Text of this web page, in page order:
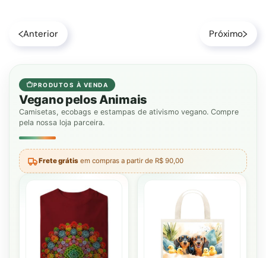
Anterior Próximo
PRODUTOS À VENDA
Vegano pelos Animais
Camisetas, ecobags e estampas de ativismo vegano. Compre
pela nossa loja parceira.
Frete grátis em compras a partir de R$ 90,00